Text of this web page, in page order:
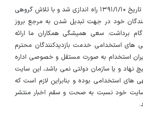
سایت ایران استخدام در تاریخ ۱۳۹۱/۱/۱۰ راه اندازی شد و با تلاش گروهی
خود در جهت تبدیل شدن به مرجع بروز
برداشت. سعی همیشگی همکاران ما ارائه
های استخدامی خدمت بازدیدکنندگان محترم
استخدام به صورت مستقل و خصوصی اداره
نهاد و یا سازمان دولتی نمی باشد، این سایت
های استخدامی بوده و بنابراین لازم است که
سایت خود نسبت به صحت و سقم اخبار منتشر